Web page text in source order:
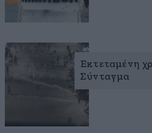
Εκτεταμένη
Σύνταγμα